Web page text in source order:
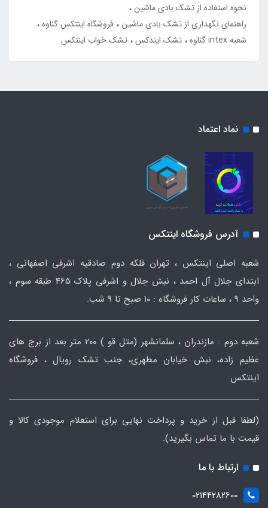
نحوه استفاده از تشک بادی ماشین
راهنمای نگهداری از تشک بادی ماشین فروشگاه اینتکس گناوه
شعبه intex گناوه
تشک ایندکس تشک خواب اینتکس
نماد اعتماد
آدرس فروشگاه اینتکس
شعبه اصلی اینتکس ، تهران فلکه دوم صادقیه اشرفی اصفهانی ،
ابتدای جلال آل احمد ، نبش جلال و اشرفی پلاک 465 طبقه سوم ،
واحد ۹ ، ساعات کار فروشگاه : ۱۰ صبح تا ۹ شب.
شعبه دوم : مازندران ، سلمانشهر (متل قو ) ۲۰۰ متر بعد از برج های
عظیم زاده، نبش خیابان مطهری، جنب تشک رویال ، فروشگاه
اینتکس
(لطفا قبل از خرید و پرداخت نهایی برای استعلام موجودی کالا و
قیمت با ما تماس بگیرید).
ارتباط با ما
02144282600